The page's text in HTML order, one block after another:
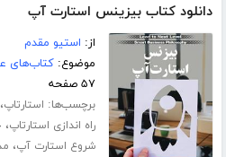
دانلود کتاب بیزینس استارت آپ
از: استیو مقدم
موضوع:کتاب‌های
۵۷ صفحه
برچسب‌ها: استارتاپ،
راه اندازی استارتاپ،
شروع استارت آپ،